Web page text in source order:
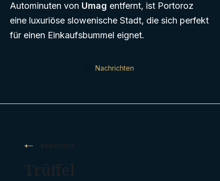
Autominuten von Umag entfernt, ist Portoroz
eine luxuriöse slowenische Stadt, die sich perfekt
für einen Einkaufsbummel eignet.
Nachrichten
Beitragsnavigation
PREVIOUS
Trüffel